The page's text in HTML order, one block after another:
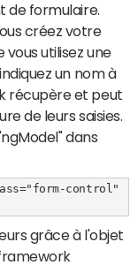
de formulaire.
créez votre
utilisez une
un nom à
récupère et peut
de leurs saisies.
dans
control"
grâce à l'objet